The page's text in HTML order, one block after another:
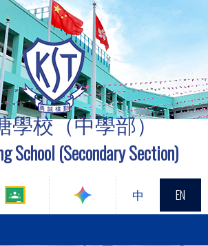
學校（中學部）
School (Secondary Section)
中 EN